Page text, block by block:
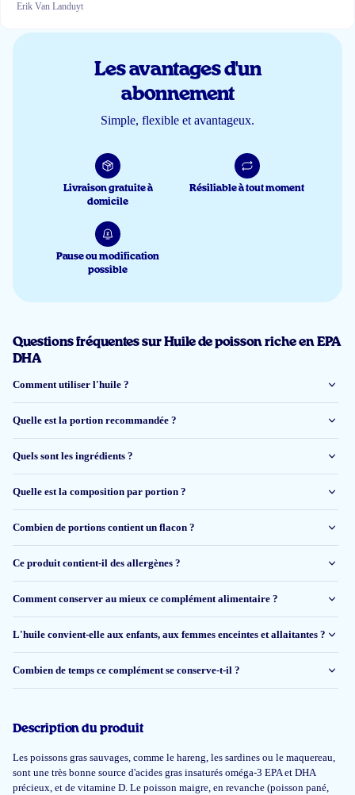
Erik Van Landuyt
Goed en zeer snelle levering.
Koen Van Renterghem
GWDU
Es scheint gut zu sein
Ruth
Makkelijk in te nemen
23 nov 2025
Marie Vandenhende
Perfecte smaak
Les avantages d'un
abonnement
Simple, flexible et avantageux.
Livraison gratuite à
domicile
Résiliable à tout moment
Pause ou modification
possible
Questions fréquentes sur Huile de poisson riche en EPA
DHA
Comment utiliser l'huile ?
Quelle est la portion recommandée ?
Quels sont les ingrédients ?
Quelle est la composition par portion ?
Combien de portions contient un flacon ?
Ce produit contient-il des allergènes ?
Comment conserver au mieux ce complément alimentaire ?
L'huile convient-elle aux enfants, aux femmes enceintes et allaitantes ?
Combien de temps ce complément se conserve-t-il ?
Description du produit
Les poissons gras sauvages, comme le hareng, les sardines ou le maquereau,
sont une très bonne source d'acides gras insaturés oméga-3 EPA et DHA
précieux, et de vitamine D. Le poisson maigre, en revanche (poisson pané,